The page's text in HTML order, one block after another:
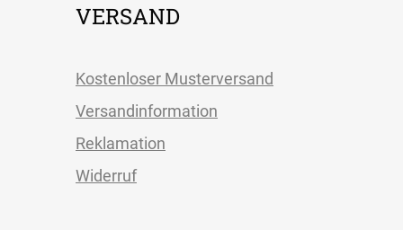
VERSAND
Kostenloser Musterversand
Versandinformation
Reklamation
Widerruf